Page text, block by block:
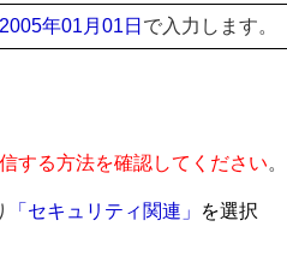
2005年01月01日 で入力します。
する方法を確認してください。
「セキュリティ関連」
を選択